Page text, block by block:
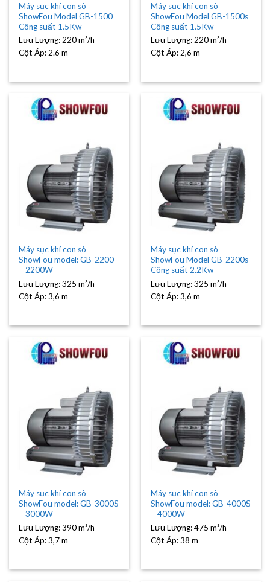
Máy sục khí con sò
ShowFou Model GB-1500
Công suất 1.5Kw
Lưu Lượng: 220 m³/h
Cột Áp: 2.6 m
Máy sục khí con sò
ShowFou Model GB-1500s
Công suất 1.5Kw
Lưu Lượng: 220 m³/h
Cột Áp: 2,6 m
Máy sục khí con sò
ShowFou model: GB-2200
– 2200W
Lưu Lượng:325 m³/h
Cột Áp:3,6 m
Máy sục khí con sò
ShowFou Model GB-2200s
Công suất 2.2Kw
Lưu Lượng:325 m³/h
Cột Áp:3,6 m
Máy sục khí con sò
ShowFou model: GB-3000S
– 3000W
Lưu Lượng:390 m³/h
Cột Áp:3,7 m
Máy sục khí con sò
ShowFou model: GB-4000S
– 4000W
Lưu Lượng:475 m³/h
Cột Áp:38 m